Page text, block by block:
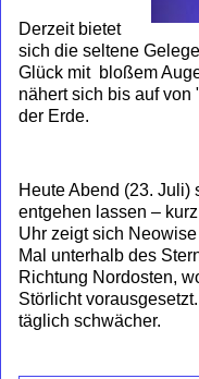
Derzeit bietet
sich die seltene
Glück mit bloßem
nähert sich bis auf
der Erde.
Heute Abend (23. Juli)
entgehen lassen –
Uhr zeigt sich
Mal unterhalb des
Richtung Nordosten,
Störlicht
täglich schwächer.